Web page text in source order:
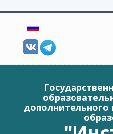
дополнительного